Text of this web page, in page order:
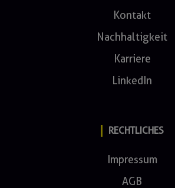
Kontakt
Nachhaltigkeit
Karriere
LinkedIn
RECHTLICHES
Impressum
AGB